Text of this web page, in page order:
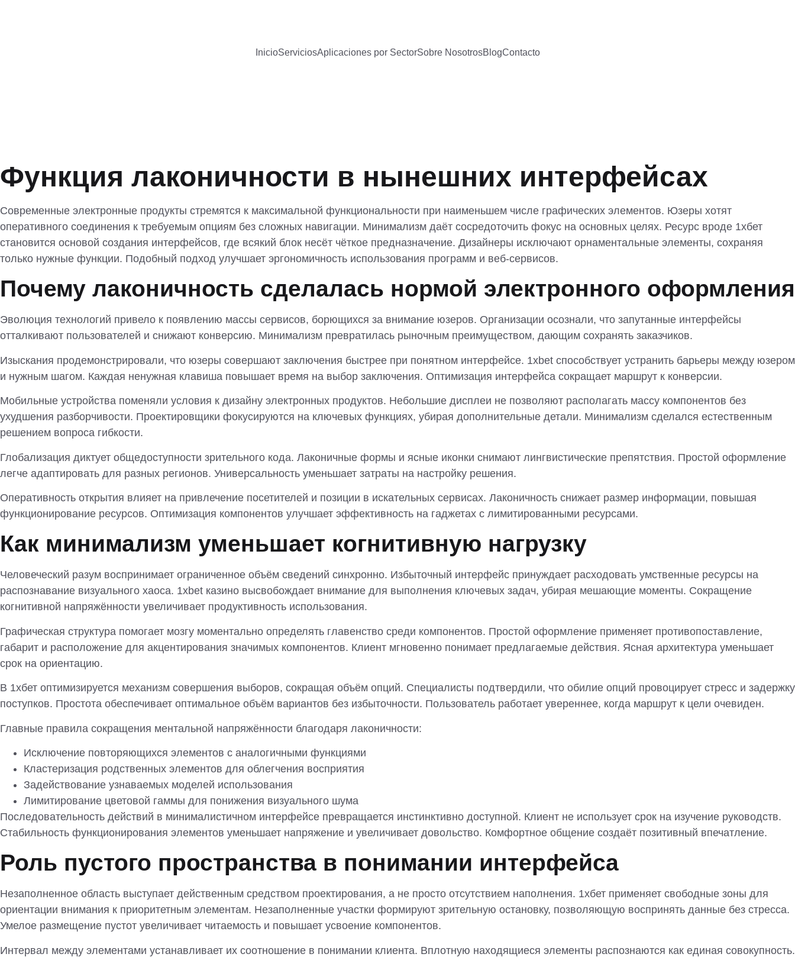
InicioServiciosAplicaciones por SectorSobre NosotrosBlogContacto
Функция лаконичности в нынешних интерфейсах
Современные электронные продукты стремятся к максимальной функциональности при наименьшем числе графических элементов. Юзеры хотят
оперативного соединения к требуемым опциям без сложных навигации. Минимализм даёт сосредоточить фокус на основных целях. Ресурс вроде 1хбет
становится основой создания интерфейсов, где всякий блок несёт чёткое предназначение. Дизайнеры исключают орнаментальные элементы, сохраняя
только нужные функции. Подобный подход улучшает эргономичность использования программ и веб-сервисов.
Почему лаконичность сделалась нормой электронного оформления
Эволюция технологий привело к появлению массы сервисов, борющихся за внимание юзеров. Организации осознали, что запутанные интерфейсы
отталкивают пользователей и снижают конверсию. Минимализм превратилась рыночным преимуществом, дающим сохранять заказчиков.
Изыскания продемонстрировали, что юзеры совершают заключения быстрее при понятном интерфейсе. 1xbet способствует устранить барьеры между юзером
и нужным шагом. Каждая ненужная клавиша повышает время на выбор заключения. Оптимизация интерфейса сокращает маршрут к конверсии.
Мобильные устройства поменяли условия к дизайну электронных продуктов. Небольшие дисплеи не позволяют располагать массу компонентов без
ухудшения разборчивости. Проектировщики фокусируются на ключевых функциях, убирая дополнительные детали. Минимализм сделался естественным
решением вопроса гибкости.
Глобализация диктует общедоступности зрительного кода. Лаконичные формы и ясные иконки снимают лингвистические препятствия. Простой оформление
легче адаптировать для разных регионов. Универсальность уменьшает затраты на настройку решения.
Оперативность открытия влияет на привлечение посетителей и позиции в искательных сервисах. Лаконичность снижает размер информации, повышая
функционирование ресурсов. Оптимизация компонентов улучшает эффективность на гаджетах с лимитированными ресурсами.
Как минимализм уменьшает когнитивную нагрузку
Человеческий разум воспринимает ограниченное объём сведений синхронно. Избыточный интерфейс принуждает расходовать умственные ресурсы на
распознавание визуального хаоса. 1xbet казино высвобождает внимание для выполнения ключевых задач, убирая мешающие моменты. Сокращение
когнитивной напряжённости увеличивает продуктивность использования.
Графическая структура помогает мозгу моментально определять главенство среди компонентов. Простой оформление применяет противопоставление,
габарит и расположение для акцентирования значимых компонентов. Клиент мгновенно понимает предлагаемые действия. Ясная архитектура уменьшает
срок на ориентацию.
В 1хбет оптимизируется механизм совершения выборов, сокращая объём опций. Специалисты подтвердили, что обилие опций провоцирует стресс и задержку
поступков. Простота обеспечивает оптимальное объём вариантов без избыточности. Пользователь работает увереннее, когда маршрут к цели очевиден.
Главные правила сокращения ментальной напряжённости благодаря лаконичности:
Исключение повторяющихся элементов с аналогичными функциями
Кластеризация родственных элементов для облегчения восприятия
Задействование узнаваемых моделей использования
Лимитирование цветовой гаммы для понижения визуального шума
Последовательность действий в минималистичном интерфейсе превращается инстинктивно доступной. Клиент не использует срок на изучение руководств.
Стабильность функционирования элементов уменьшает напряжение и увеличивает довольство. Комфортное общение создаёт позитивный впечатление.
Роль пустого пространства в понимании интерфейса
Незаполненное область выступает действенным средством проектирования, а не просто отсутствием наполнения. 1хбет применяет свободные зоны для
ориентации внимания к приоритетным элементам. Незаполненные участки формируют зрительную остановку, позволяющую воспринять данные без стресса.
Умелое размещение пустот увеличивает читаемость и повышает усвоение компонентов.
Интервал между элементами устанавливает их соотношение в понимании клиента. Вплотную находящиеся элементы распознаются как единая совокупность.